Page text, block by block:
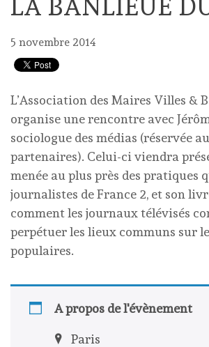
LA BANLIEUE
5 novembre 2014
L’Association des Maires Villes &
organise une rencontre avec
sociologue des médias (réservée
partenaires). Celui-ci viendra
menée au plus près des pratiques
journalistes de France 2, et son
comment les journaux télévisés
perpétuer les lieux communs sur
populaires.
A propos de l'évènement
Paris